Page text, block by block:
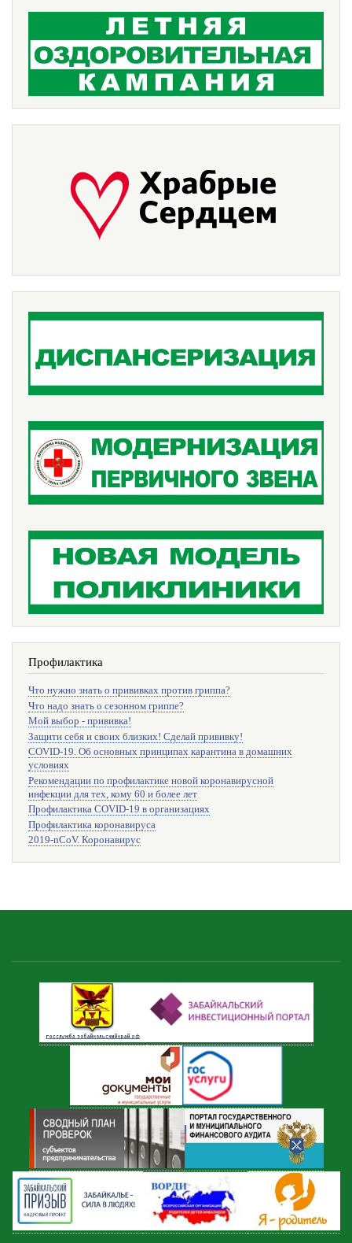
Профилактика
Что нужно знать о прививках против гриппа?
Что надо знать о сезонном гриппе?
Мой выбор - прививка!
Защити себя и своих близких! Сделай прививку!
COVID-19. Об основных принципах карантина в домашних
условиях
Рекомендации по профилактике новой коронавирусной
инфекции для тех, кому 60 и более лет
Профилактика COVID-19 в организациях
Профилактика коронавируса
2019-nCoV. Коронавирус